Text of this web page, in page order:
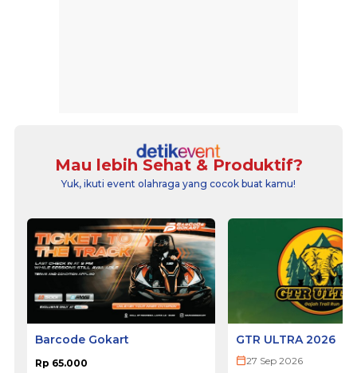
Mau lebih Sehat & Produktif?
Yuk, ikuti event olahraga yang cocok buat kamu!
Barcode Gokart
Rp 65.000
GTR ULTRA 2026
27 Sep 2026